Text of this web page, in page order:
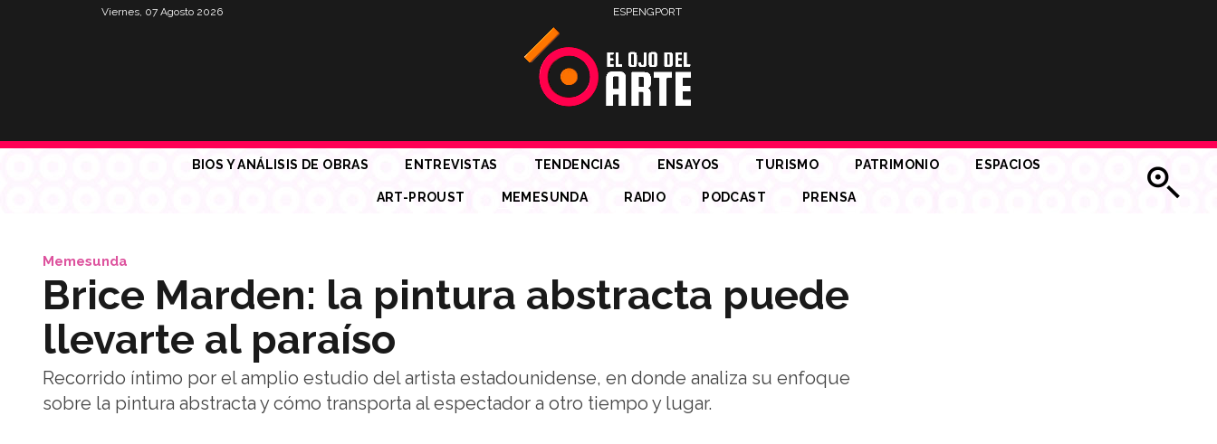
Viernes, 07 Agosto 2026 ESPENGPORT
BIOS Y ANÁLISIS DE OBRAS ENTREVISTAS TENDENCIAS ENSAYOS TURISMO PATRIMONIO ESPACIOS
ART-PROUST MEMESUNDA RADIO PODCAST PRENSA
Memesunda
Brice Marden: la pintura abstracta puede
llevarte al paraíso
Recorrido íntimo por el amplio estudio del artista estadounidense, en donde analiza su enfoque
sobre la pintura abstracta y cómo transporta al espectador a otro tiempo y lugar.